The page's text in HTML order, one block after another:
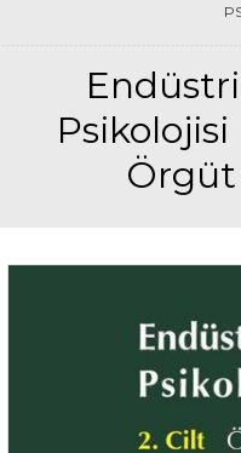
Psikolojisi
Örgüt